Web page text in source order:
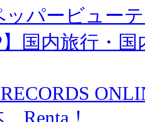
ッパービュー
】国内旅行・
Renta！